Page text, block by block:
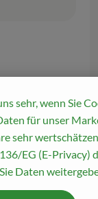
sehr, wenn Sie
für unser
sehr
EG (E-Privacy)
Daten